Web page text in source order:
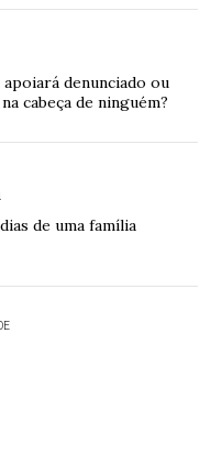
denunciado ou
cabeça de ninguém?
de uma família